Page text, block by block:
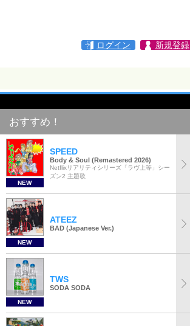
ログイン 新規登録
おすすめ！
NEW
SPEED
Body & Soul (Remastered 2026)
Netflixリアリティシリーズ「ラヴ上等」シー
ズン2 主題歌
NEW
ATEEZ
BAD (Japanese Ver.)
NEW
TWS
SODA SODA